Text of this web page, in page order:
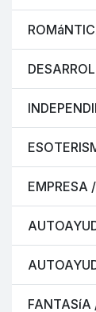
EMPRESA
FANTASíA